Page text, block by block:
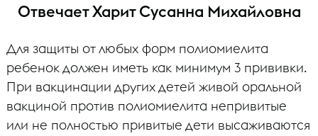
Отвечает Харит Сусанна Михайловна
Для защиты от любых форм полиомиелита
ребенок должен иметь как минимум 3 прививки.
При вакцинации других детей живой оральной
вакциной против полиомиелита непривитые
или не полностью привитые дети высаживаются